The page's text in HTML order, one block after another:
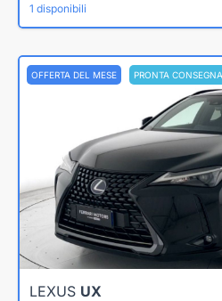
1 disponibili
OFFERTA DEL MESE PRONTA CONSEGNA
LEXUS UX